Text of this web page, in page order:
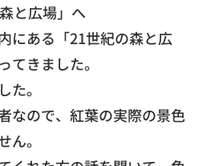
と広場」へ
にある「21世紀の森と広
てきました。
た。
なので、紅葉の実際の景色
ん。